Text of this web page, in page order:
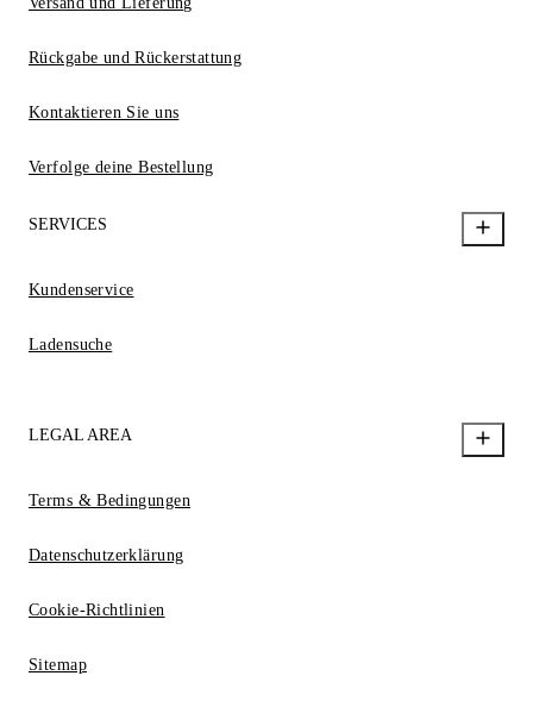
Rückgabe und Rückerstattung
Kontaktieren Sie uns
Verfolge deine Bestellung
SERVICES
Kundenservice
Ladensuche
LEGAL AREA
Terms & Bedingungen
Datenschutzerklärung
Cookie-Richtlinien
Sitemap